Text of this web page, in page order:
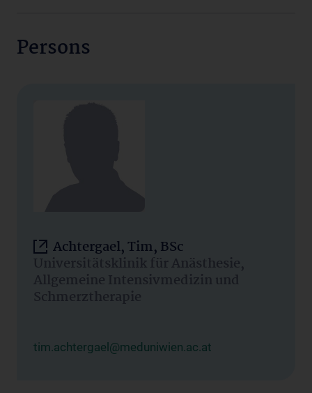
Persons
Achtergael, Tim, BSc
Universitätsklinik für Anästhesie,
Allgemeine Intensivmedizin und
Schmerztherapie
tim.achtergael@meduniwien.ac.at